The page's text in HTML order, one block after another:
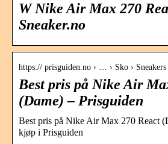
W Nike Air Max 270
Sneaker.no
https:// prisguiden.no › … › Sko › Sneakers
Best pris på Nike Air
(Dame) – Prisguiden
Best pris på Nike Air Max 270 React
kjøp i Prisguiden